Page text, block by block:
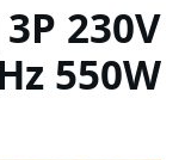
230V
550W